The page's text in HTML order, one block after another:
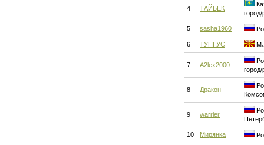
4 ТАЙБЕК
город/
5 sasha1960
6 ТУНГУС
7 A2lex2000
город/
8 Дракон
9 warrier
10 Мирянка